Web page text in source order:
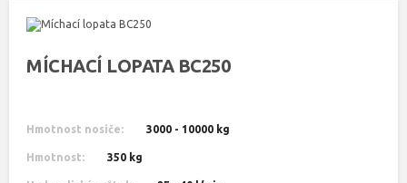
MÍCHACÍ LOPATA BC250
Hmotnost nosiče: 3000 - 10000 kg
Hmotnost: 350 kg